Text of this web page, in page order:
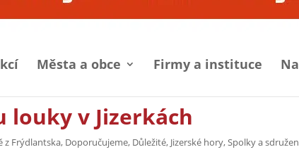
Města a obce Firmy a instituce
louky v Jizerkách
z Frýdlantska, Doporučujeme, Důležité, Jizerské hory,Spolky a